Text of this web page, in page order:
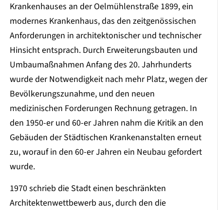
Krankenhauses an der Oelmühlenstraße 1899, ein
modernes Krankenhaus, das den zeitgenössischen
Anforderungen in architektonischer und technischer
Hinsicht entsprach. Durch Erweiterungsbauten und
Umbaumaßnahmen Anfang des 20. Jahrhunderts
wurde der Notwendigkeit nach mehr Platz, wegen der
Bevölkerungszunahme, und den neuen
medizinischen Forderungen Rechnung getragen. In
den 1950-er und 60-er Jahren nahm die Kritik an den
Gebäuden der Städtischen Krankenanstalten erneut
zu, worauf in den 60-er Jahren ein Neubau gefordert
wurde.
1970 schrieb die Stadt einen beschränkten
Architektenwettbewerb aus, durch den die